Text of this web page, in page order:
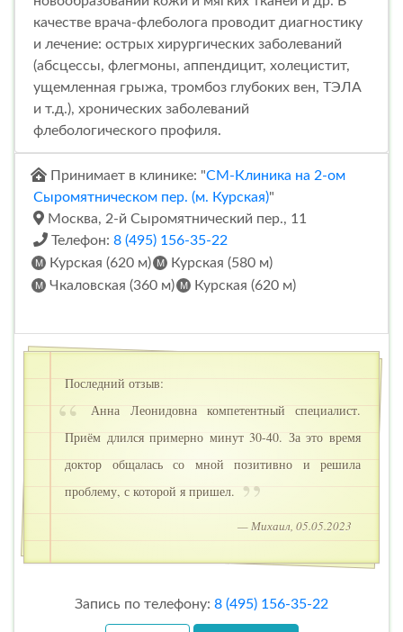
качестве врача-флеболога проводит диагностику
и лечение: острых хирургических заболеваний
(абсцессы, флегмоны, аппендицит, холецистит,
ущемленная грыжа, тромбоз глубоких вен, ТЭЛА
и т.д.), хронических заболеваний
флебологического профиля.
Принимает в клинике: "СМ-Клиника на 2-ом
Сыромятническом пер. (м. Курская)"
Москва, 2-й Сыромятнический пер., 11
Телефон: 8 (495) 156-35-22
Курская (620 м)
Курская (580 м)
Чкаловская (360 м)
Курская (620 м)
Последний отзыв:
Анна Леонидовна компетентный специалист.
Приём длился примерно минут 30-40. За это время
доктор общалась со мной позитивно и решила
проблему, с которой я пришел.
— Михаил, 05.05.2023
Запись по телефону: 8 (495) 156-35-22